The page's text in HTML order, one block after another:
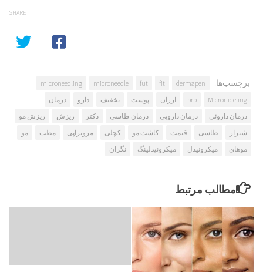
SHARE
برچسب‌ها: dermapen
fit
fut
microneedle
microneedling
Micronideling
prp ارزان پوست تخفیف دارو
درمان
درمان داروئی
درمان دارویی درمان طاسی دکتر ریزش
ریزش مو
شیراز
طاسی قیمت کاشت مو کچلی مزوتراپی مطب
مو
موهای
میکرونیدل میکرونیدلینگ نگران
مطالب مرتبط